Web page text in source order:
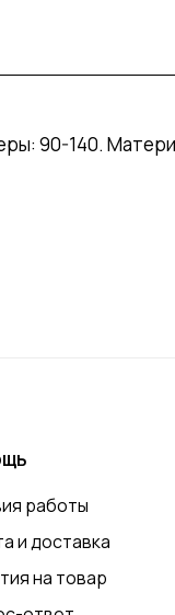
90-140.
работы
и доставка
на товар